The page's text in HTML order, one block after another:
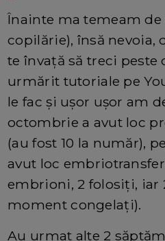
Înainte ma temeam de
copilărie), însă nevoia,
te învață să treci peste
urmărit tutoriale pe
le fac și ușor ușor am
octombrie a avut loc
(au fost 10 la număr),
avut loc
embrioni, 2 folosiți, iar
moment congelați).
Au urmat alte 2